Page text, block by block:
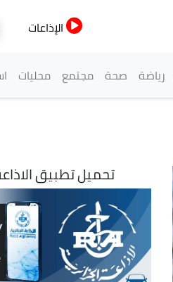
الإذاعات
رياضة صحة مجتمع محليات
تحميل تطبيق